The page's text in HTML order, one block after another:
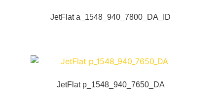
JetFlat a_1548_940_7800_DA_ID
JetFlat p_1548_940_7650_DA